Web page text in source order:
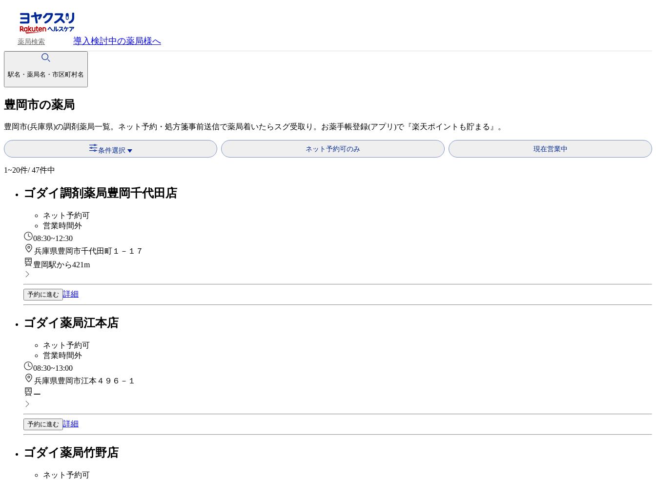
薬局検索 導入検討中の薬局様へ
駅名・薬局名・市区町村名
豊岡市の薬局
豊岡市(兵庫県)の調剤薬局一覧。ネット予約・処方箋事前送信で薬局着いたらスグ受取り。お薬手帳登録(アプリ)で『楽天ポイントも貯まる』。
条件選択 ネット予約可のみ 現在営業中
1~20件/ 47件中
ゴダイ調剤薬局豊岡千代田店
ネット予約可
営業時間外
08:30~12:30
兵庫県豊岡市千代田町１－１７
豊岡駅から421m
予約に進む 詳細
ゴダイ薬局江本店
ネット予約可
営業時間外
08:30~13:00
兵庫県豊岡市江本４９６－１
ー
予約に進む 詳細
ゴダイ薬局竹野店
ネット予約可